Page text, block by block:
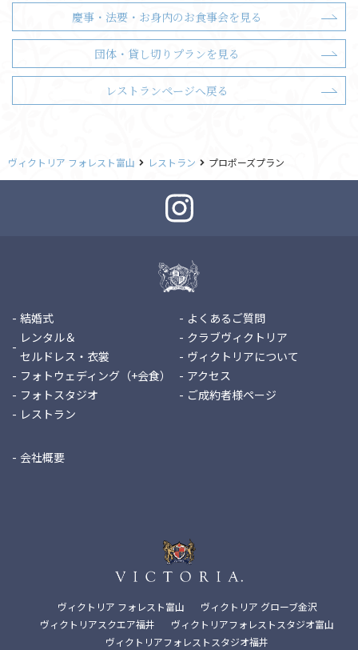
慶事・法要・お身内のお食事会を見る
団体・貸し切りプランを見る
レストランページへ戻る
ヴィクトリア フォレスト富山 レストラン プロポーズプラン
結婚式
レンタル＆
セルドレス・衣裳
フォトウェディング（+会食）
フォトスタジオ
レストラン
よくあるご質問
クラブヴィクトリア
ヴィクトリアについて
アクセス
ご成約者様ページ
会社概要
ヴィクトリア フォレスト富山
ヴィクトリア グローブ金沢
ヴィクトリアスクエア福井
ヴィクトリアフォレストスタジオ富山
ヴィクトリアフォレストスタジオ福井